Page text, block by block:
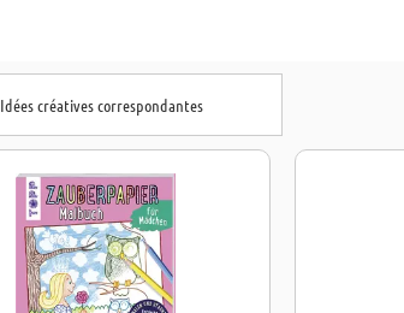
Idées créatives correspondantes